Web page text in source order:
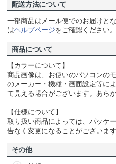
配送方法について
一部商品はメール便でのお届けと
はヘルプページをご確認ください。
商品について
【カラーについて】
商品画像は、お使いのパソコンの
のメーカー・機種・画面設定等に
て見える場合がございます。あら
【仕様について】
取り扱い商品によっては、パッケ
告なく変更になることがございます
その他